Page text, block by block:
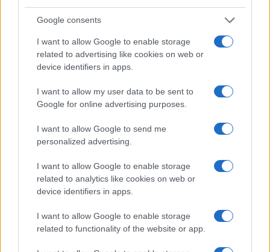
Google consents
I want to allow Google to enable storage
related to advertising like cookies on web or
device identifiers in apps.
I want to allow my user data to be sent to
Google for online advertising purposes.
I want to allow Google to send me
personalized advertising.
I want to allow Google to enable storage
related to analytics like cookies on web or
device identifiers in apps.
I want to allow Google to enable storage
related to functionality of the website or app.
Compra tu coche de segunda mano en
Heycar
¿Estás pensando en renovar tu coche? Apostar por…
AUTOMOVIL